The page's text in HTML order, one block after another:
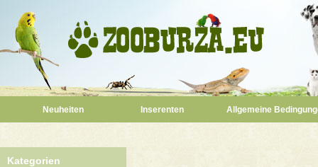
Neuheiten Inserenten Allgemeine
Kategorien